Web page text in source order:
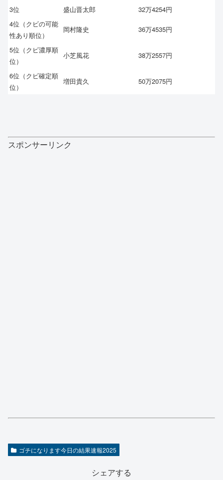
3位 盛山晋太郎
32万4254円
4位（クビの可能
性あり順位）
岡村隆史 36万4535円
5位（クビ濃厚順
位）
小芝風花 38万2557円
6位（クビ確定順
位）
増田貴久 50万2075円
スポンサーリンク
ゴチになります今日の結果速報2025
シェアする